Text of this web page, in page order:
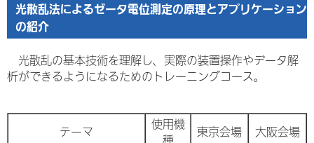
光散乱法によるゼータ電位測定の原理とアプリケーション
の紹介
光散乱の基本技術を理解し、実際の装置操作やデータ解
析ができるようになるためのトレーニングコース。
テーマ
使用機
東京会場
大阪会場